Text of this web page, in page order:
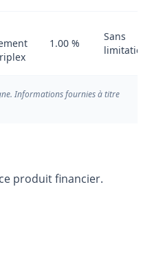
1.00 %
Sans
Informations fournies à titre
produit financier.